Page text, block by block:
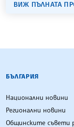
ВИЖ ПЪЛНАТА
БЪЛГАРСКА
БЪЛГАРИЯ
Национални новини
Регионални новини
Общинските съвети